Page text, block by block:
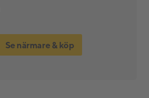
Se närmare & köp